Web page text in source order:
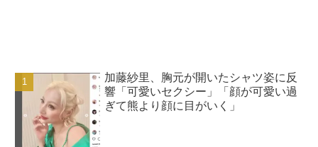
加藤紗里、胸元が開いたシャツ姿に反
響「可愛いセクシー」「顔が可愛い過
ぎて熊より顔に目がいく」